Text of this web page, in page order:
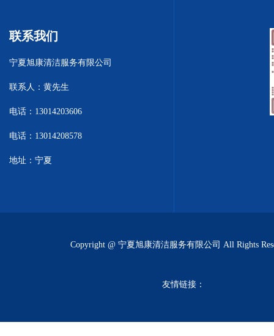
联系我们
宁夏旭康清洁服务有限公司
联系人：黄先生
电话：13014203606
电话：13014208578
地址：宁夏
Copyright @ 宁夏旭康清洁服务有限公司 All Rights
友情链接：